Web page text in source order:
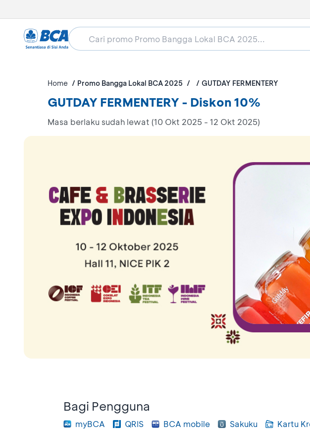
Home Promo Bangga Lokal BCA 2025 GUTDAY FERMENTERY
GUTDAY FERMENTERY - Diskon 10%
Masa berlaku sudah lewat (10 Okt 2025 - 12 Okt 2025)
Bagi Pengguna
myBCA QRIS BCA mobile Sakuku Kartu